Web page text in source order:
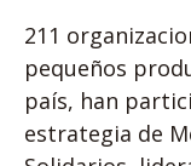
211
pequeños
país, han
estrategia de